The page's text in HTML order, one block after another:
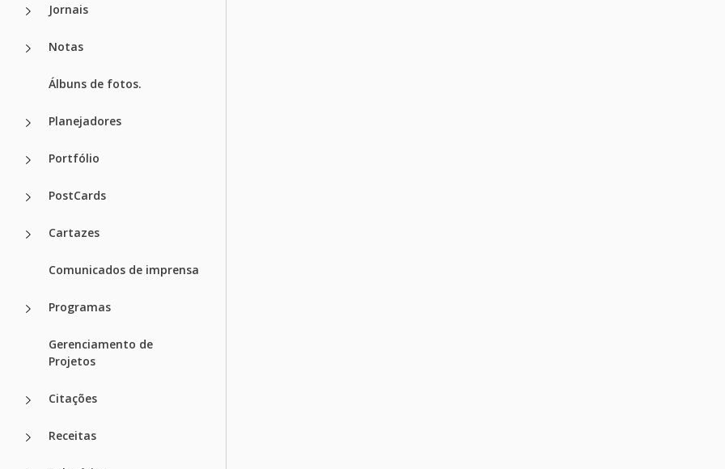
Jornais
Notas
Álbuns de fotos.
Planejadores
Portfólio
PostCards
Cartazes
Comunicados de imprensa
Programas
Gerenciamento de
Projetos
Citações
Receitas